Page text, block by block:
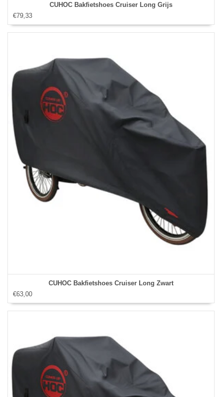
CUHOC Bakfietshoes Cruiser Long Grijs
€79,33
CUHOC Bakfietshoes Cruiser Long Zwart
€63,00